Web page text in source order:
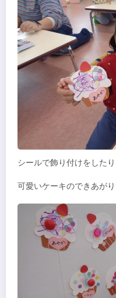
シールで飾り付けをした
可愛いケーキのできあがり